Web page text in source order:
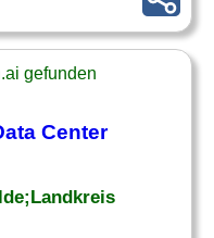
gefunden
Center